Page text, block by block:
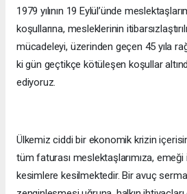
1979 yılının 19 Eylül’ünde
koşullarına, mesleklerinin
mücadeleyi, üzerinden geçen 45 yıla
ki gün geçtikçe kötüleşen koşullar
ediyoruz.
Ülkemiz ciddi bir ekonomik krizin
tüm faturası meslektaşlarımıza,
kesimlere kesilmektedir. Bir avuç